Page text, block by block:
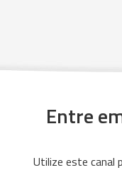
Entre
Utilize este canal